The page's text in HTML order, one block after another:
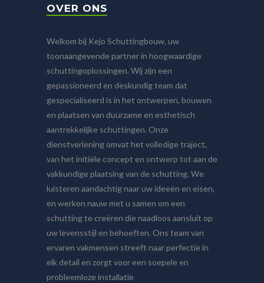
OVER ONS
Welkom bij Kejo Schuttingbouw, uw
toonaangevende partner in hoogwaardige
schuttingoplossingen. Wij zijn een
gepassioneerd en deskundig team dat
gespecialiseerd is in het ontwerpen, bouwen
en plaatsen van duurzame en esthetisch
aantrekkelijke schuttingen. Onze
dienstverlening omvat het volledige traject,
van het initiële concept en ontwerp tot aan de
vakkundige plaatsing van de schutting. We
luisteren aandachtig naar uw ideeën en eisen,
en werken nauw met u samen om een
schutting te creëren die naadloos aansluit op
uw levensstijl en behoeften. Ons team van
ervaren vakmensen streeft naar perfectie in
elk detail en zorgt voor een soepele en
probleemloze installatie